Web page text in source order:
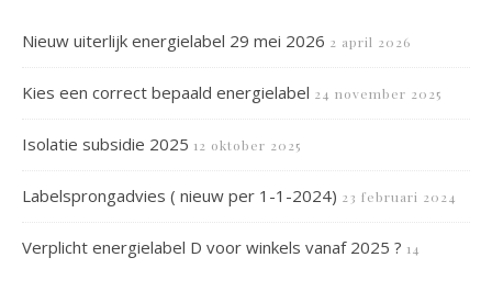
Nieuw uiterlijk energielabel 29 mei 2026 2 april 2026
Kies een correct bepaald energielabel 24 november 2025
Isolatie subsidie 2025 12 oktober 2025
Labelsprongadvies ( nieuw per 1-1-2024) 23 februari 2024
Verplicht energielabel D voor winkels vanaf 2025 ? 14